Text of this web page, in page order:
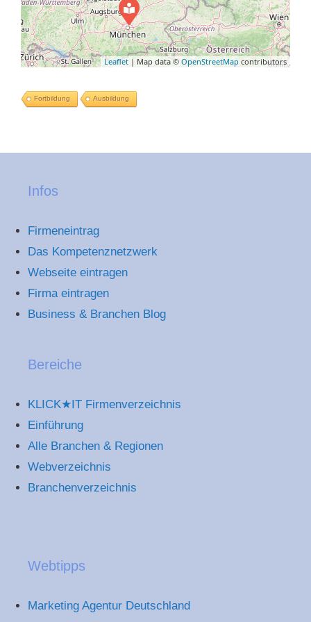
Leaflet | Map data ©OpenStreetMapcontributors
Fortbildung Ausbildung
Infos
Firmeneintrag
Das Kompetenznetzwerk
Webseite eintragen
Firma eintragen
Business & Branchen Blog
Bereiche
KLICK★IT Firmenverzeichnis
Einführung
Alle Branchen & Regionen
Webverzeichnis
Branchenverzeichnis
Webtipps
Marketing Agentur Deutschland